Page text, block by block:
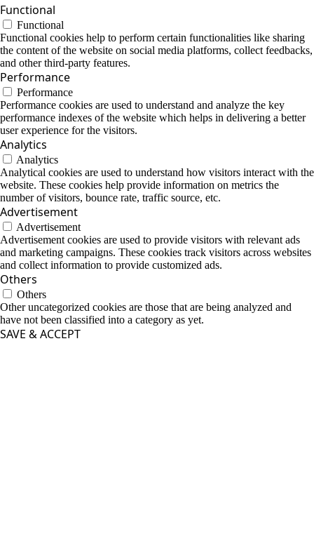
Functional
Functional
Functional cookies help to perform certain functionalities like sharing
the content of the website on social media platforms, collect feedbacks,
and other third-party features.
Performance
Performance
Performance cookies are used to understand and analyze the key
performance indexes of the website which helps in delivering a better
user experience for the visitors.
Analytics
Analytics
Analytical cookies are used to understand how visitors interact with the
website. These cookies help provide information on metrics the
number of visitors, bounce rate, traffic source, etc.
Advertisement
Advertisement
Advertisement cookies are used to provide visitors with relevant ads
and marketing campaigns. These cookies track visitors across websites
and collect information to provide customized ads.
Others
Others
Other uncategorized cookies are those that are being analyzed and
have not been classified into a category as yet.
SAVE & ACCEPT